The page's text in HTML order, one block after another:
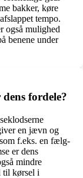
bakker, køre
tempo.
også mulighed
benene under
fordele?
en jævn og
f.eks. en fælg-
er dens
mindre
til kørsel i